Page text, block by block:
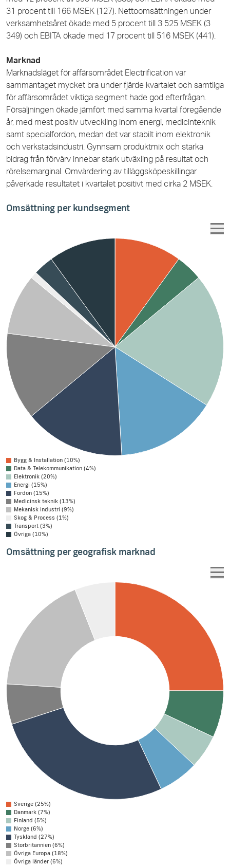
31 procent till 166 MSEK (127). Nettoomsättningen under
verksamhetsåret ökade med 5 procent till 3 525 MSEK (3
349) och EBITA ökade med 17 procent till 516 MSEK (441).
Marknad
Marknadsläget för affärsområdet Electrification var
sammantaget mycket bra under fjärde kvartalet och samtliga
för affärsområdet viktiga segment hade god efterfrågan.
Försäljningen ökade jämfört med samma kvartal föregående
år, med mest positiv utveckling inom energi, medicinteknik
samt specialfordon, medan det var stabilt inom elektronik
och verkstadsindustri. Gynnsam produktmix och starka
bidrag från förvärv innebar stark utväxling på resultat och
rörelsemarginal. Omvärdering av tilläggsköpeskillingar
påverkade resultatet i kvartalet positivt med cirka 2 MSEK.
Omsättning per kundsegment
Bygg & Installation (10%)
Data & Telekommunikation (4%)
Elektronik (20%)
Energi (15%)
Fordon (15%)
Medicinsk teknik (13%)
Mekanisk industri (9%)
Skog & Process (1%)
Transport (3%)
Övriga (10%)
Omsättning per geografisk marknad
Sverige (25%)
Danmark (7%)
Finland (5%)
Norge (6%)
Tyskland (27%)
Storbritannien (6%)
Övriga Europa (18%)
Övriga länder (6%)